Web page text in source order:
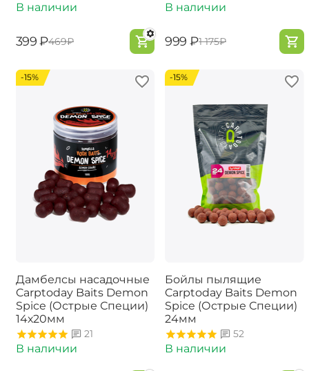
В наличии
‍399‍ ₽‍469‍₽
В наличии
‍999‍ ₽‍1 175‍₽
-15%
Дамбелсы насадочные
Carptoday Baits Demon
Spice (Острые Специи)
14х20мм
21
В наличии
-15%
Бойлы пылящие
Carptoday Baits Demon
Spice (Острые Специи)
24мм
52
В наличии